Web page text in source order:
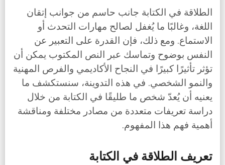
الطلاقة في الكتابة جانب حاسم من جوانب إتقان
اللغة، وغالبًا ما يُغفل لصالح مهارات التحدث أو
الاستماع. ومع ذلك، فإن القدرة على التعبير عن
النفس بوضوح وتماسك عبر النص المكتوب يمكن أن
تؤثر تأثيرًا كبيرًا في النجاح الأكاديمي والفرص المهنية
والنمو الشخصي. في هذه التدوينة، سنستكشف ما
يعنيه أن يُعدّ شخص ما طليقًا في الكتابة من خلال
دراسة تعريفات متعددة من مصادر مختلفة ومناقشة
أهمية فهم هذا المفهوم.
تعريف الطلاقة في الكتابة